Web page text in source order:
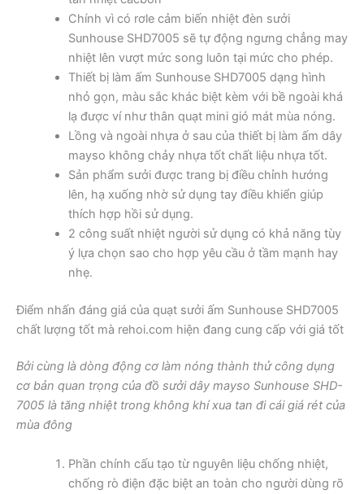
Chính vì có rơle cảm biến nhiệt đèn sưởi
Sunhouse SHD7005 sẽ tự động ngưng chẳng may
nhiệt lên vượt mức song luôn tại mức cho phép.
Thiết bị làm ấm Sunhouse SHD7005 dạng hình
nhỏ gọn, màu sắc khác biệt kèm với bề ngoài khá
lạ được ví như thân quạt mini gió mát mùa nóng.
Lồng và ngoài nhựa ở sau của thiết bị làm ấm dây
mayso không chảy nhựa tốt chất liệu nhựa tốt.
Sản phẩm sưởi được trang bị điều chỉnh hướng
lên, hạ xuống nhờ sử dụng tay điều khiển giúp
thích hợp hồi sử dụng.
2 công suất nhiệt người sử dụng có khả năng tùy
ý lựa chọn sao cho hợp yêu cầu ở tầm mạnh hay
nhẹ.
Điểm nhấn đáng giá của quạt sưởi ấm Sunhouse SHD7005
chất lượng tốt mà rehoi.com hiện đang cung cấp với giá tốt
Bởi cùng là dòng động cơ làm nóng thành thử công dụng
cơ bản quan trọng của đồ sưởi dây mayso Sunhouse SHD-
7005 là tăng nhiệt trong không khí xua tan đi cái giá rét của
mùa đông
Phần chính cấu tạo từ nguyên liệu chống nhiệt,
chống rò điện đặc biệt an toàn cho người dùng rõ